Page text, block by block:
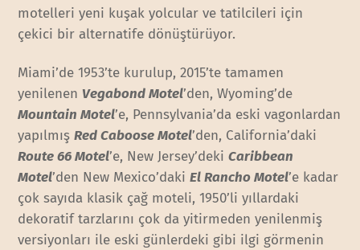
motelleri yeni kuşak yolcular ve tatilcileri için
çekici bir alternatife dönüştürüyor.
Miami’de 1953’te kurulup, 2015’te tamamen
yenilenen Vegabond Motel’den, Wyoming’de
Mountain Motel’e, Pennsylvania’da eski vagonlardan
yapılmışRed Caboose Motel’den, California’daki
Route 66 Motel’e, New Jersey’dekiCaribbean
Motel’den New Mexico’dakiEl Rancho Motel’e kadar
çok sayıda klasik çağ moteli, 1950’li yıllardaki
dekoratif tarzlarını çok da yitirmeden yenilenmiş
versiyonları ile eski günlerdeki gibi ilgi görmenin